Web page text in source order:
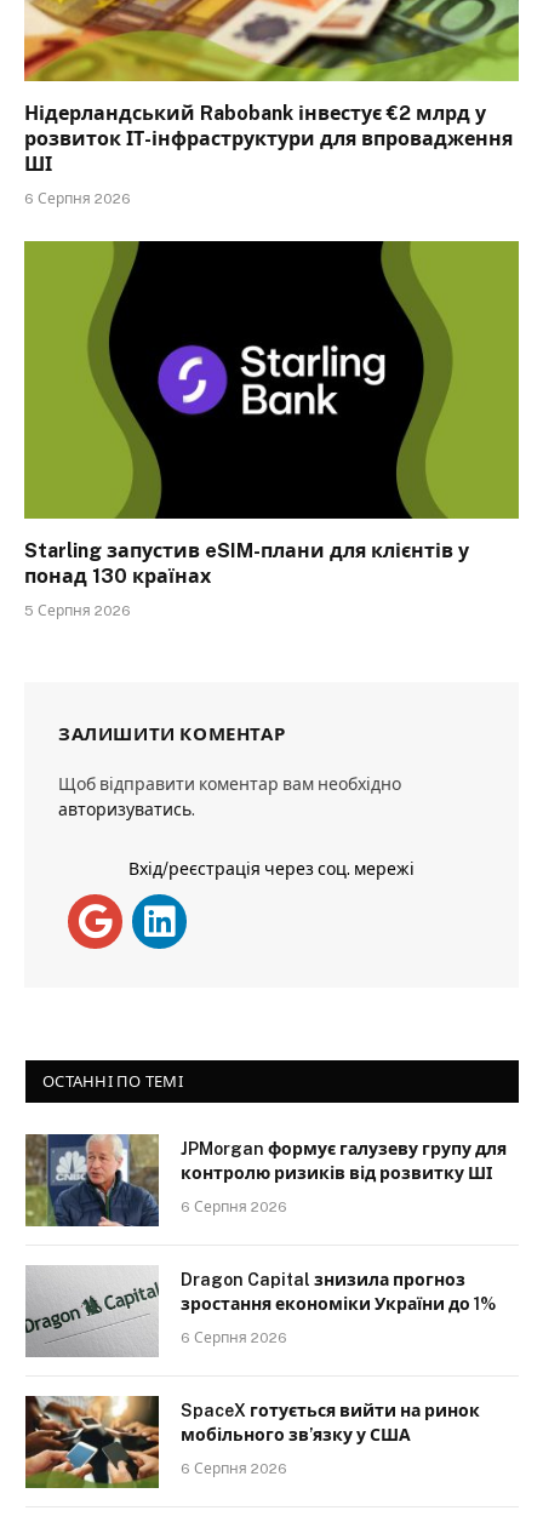
Нідерландський Rabobank інвестує €2 млрд у
розвиток ІТ-інфраструктури для впровадження
ШІ
6 Серпня 2026
Starling запустив eSIM-плани для клієнтів у
понад 130 країнах
5 Серпня 2026
ЗАЛИШИТИ КОМЕНТАР
Щоб відправити коментар вам необхідно
авторизуватись.
Вхід/реєстрація через соц. мережі
ОСТАННІ ПО ТЕМІ
JPMorgan формує галузеву групу для
контролю ризиків від розвитку ШІ
6 Серпня 2026
Dragon Capital знизила прогноз
зростання економіки України до 1%
6 Серпня 2026
SpaceX готується вийти на ринок
мобільного зв’язку у США
6 Серпня 2026